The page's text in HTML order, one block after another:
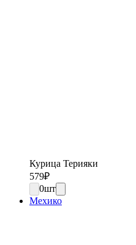
Курица Терияки
579₽
0шт
Мехико